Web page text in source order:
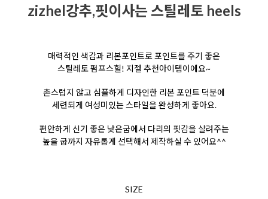
zizhel강추,핏이사는 스틸레토 heels
매력적인 색감과 리본포인트로 포인트를 주기 좋은
스틸레토 펌프스힐! 지젤 추천아이템이에요~
촌스럽지 않고 심플하게 디자인한 리본 포인트 덕분에
세련되게 여성미있는 스타일을 완성하게 좋아요.
편안하게 신기 좋은 낮은굽에서 다리의 핏감을 살려주는
높을 굽까지 자유롭게 선택해서 제작하실 수 있어요^^
SIZE